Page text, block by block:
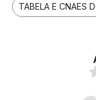
TABELA E CNAES